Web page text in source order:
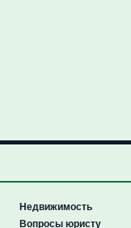
Недвижимость
Вопросы юристу